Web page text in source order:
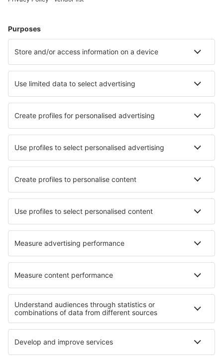
Hotels in Kissimmee Hotels in Chandler
Hotels in Little River
Die besten Hotels - Städte
Hotels in Moreton in Marsh Hotels in Treiso
Hotels in La Foux Hotels in Saint Paul's
Hotels in Montemor-o-Velho Hotels in Aigues-Vives
Hotels in Grand-Teton-Nationalpark
Hotels auf den Florida Keys Hotels auf Maui
Hotels auf Bohol Hotels in Mährische Karst
Hotels in Lahemaa National Park